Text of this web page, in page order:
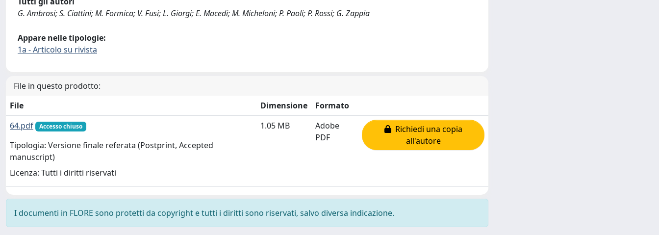
G. Ambrosi; S. Ciattini; M. Formica; V. Fusi; L. Giorgi; E. Macedi; M. Micheloni; P. Paoli; P. Rossi; G. Zappia
Appare nelle tipologie:
1a - Articolo su rivista
File in questo prodotto:
File
Dimensione
Formato
64.pdf
Accesso chiuso
Tipologia: Versione finale referata (Postprint, Accepted
manuscript)
Licenza: Tutti i diritti riservati
1.05 MB
Adobe
PDF
Richiedi una copia
all'autore
I documenti in FLORE sono protetti da copyright e tutti i diritti sono riservati, salvo diversa indicazione.